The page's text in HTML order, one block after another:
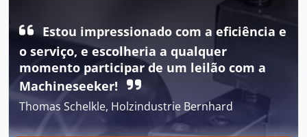
Amazone Zam 1500
As 1050
Ausa
Ausa 120 Dh
Ausa 150 Ahg
Estou impressionado com a eficiência e
o serviço, e escolheria a qualquer
momento participar de um leilão com a
Machineseeker!
Thomas Schelkle, Holzindustrie Bernhard